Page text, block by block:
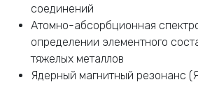
соединений
Атомно-абсорбционная
определении элементного
тяжелых металлов
Ядерный магнитный резонанс